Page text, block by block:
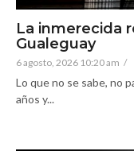
La inmerecida
Gualeguay
6 agosto, 2026 10:20 am /
Lo que no se sabe, no
años y...